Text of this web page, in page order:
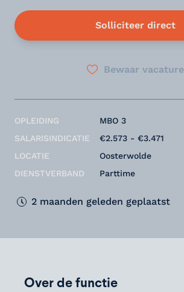
Solliciteer direct
Bewaar vacature
OPLEIDING
SALARISINDICATIE
LOCATIE
DIENSTVERBAND
MBO 3
€2.573 - €3.471
Oosterwolde
Parttime
2 maanden geleden geplaatst
Over de functie